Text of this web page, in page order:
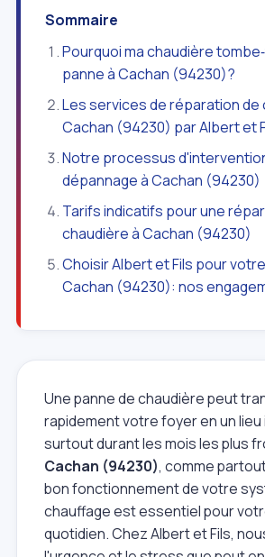
Sommaire
Pourquoi ma chaudière
panne à Cachan (94230)?
Les services de réparation de
Cachan (94230) par Albert et
Notre processus
dépannage à Cachan (94230)
Tarifs indicatifs pour une
chaudière à Cachan (94230)
Choisir Albert et Fils pour
Cachan (94230): nos
Une panne de chaudière peut
rapidement votre foyer en un
surtout durant les mois les plus
Cachan (94230), comme
bon fonctionnement de votre
chauffage est essentiel pour
quotidien. Chez Albert et Fils,